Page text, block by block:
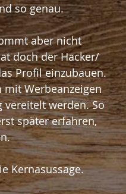
so genau.
aber nicht
doch der Hacker/
Profil einzubauen.
mit Werbeanzeigen
vereitelt werden. So
später erfahren,
Kernasussage.